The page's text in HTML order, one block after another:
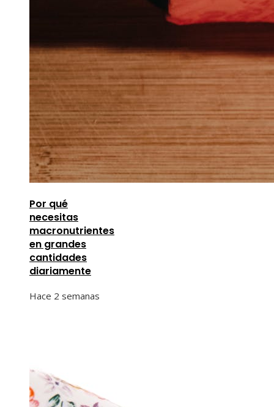
Por qué
necesitas
macronutrientes
en grandes
cantidades
diariamente
Hace 2 semanas